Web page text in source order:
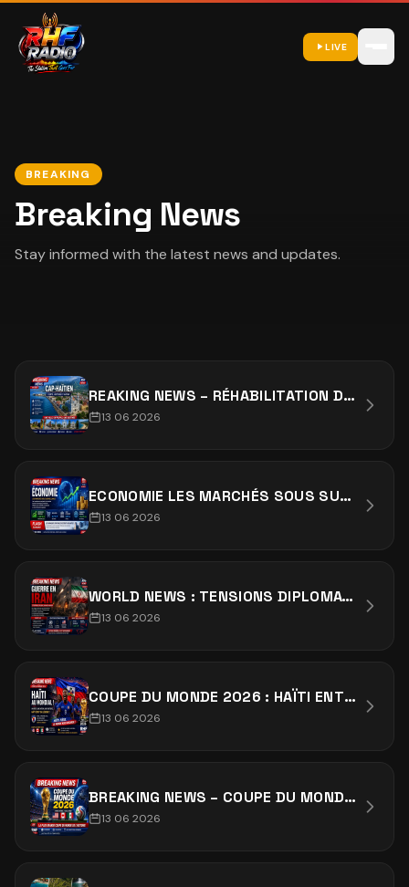
LIVE
BREAKING
Breaking News
Stay informed with the latest news and updates.
REAKING NEWS – RÉHABILITATION DES RUES DU CAP-HAÏTIEN
13 06 2026
ECONOMIE LES MARCHÉS SOUS SURVEILLANCE
13 06 2026
WORLD NEWS : TENSIONS DIPLOMATIQUES : APPELS AU DIALOGUE
13 06 2026
COUPE DU MONDE 2026 : HAÏTI ENTRE EN SCÈNE !
13 06 2026
BREAKING NEWS – COUPE DU MONDE 2026
13 06 2026